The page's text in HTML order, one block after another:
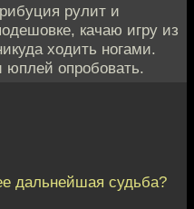
рулит и
качаю игру из
ходить ногами.
юплей опробовать.
дальнейшая судьба?